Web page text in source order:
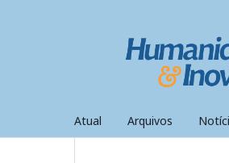
Atual Arquivos